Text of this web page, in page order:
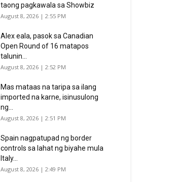
taong pagkawala sa Showbiz
August 8, 2026 | 2:55 PM
Alex eala, pasok sa Canadian
Open Round of 16 matapos
talunin...
August 8, 2026 | 2:52 PM
Mas mataas na taripa sa ilang
imported na karne, isinusulong
ng...
August 8, 2026 | 2:51 PM
Spain nagpatupad ng border
controls sa lahat ng biyahe mula
Italy...
August 8, 2026 | 2:49 PM